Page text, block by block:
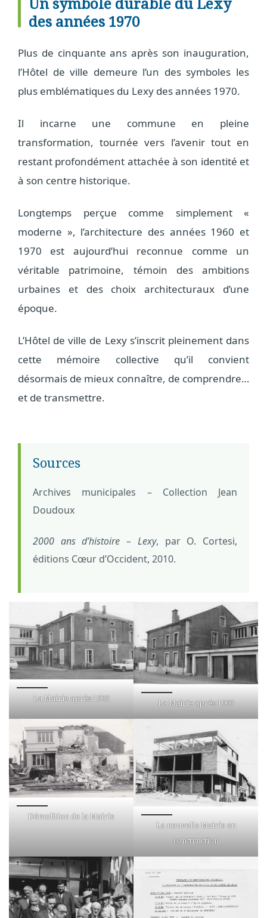
Un symbole durable du Lexy
des années 1970
Plus de cinquante ans après son inauguration,
l’Hôtel de ville demeure l’un des symboles les
plus emblématiques du Lexy des années 1970.
Il incarne une commune en pleine
transformation, tournée vers l’avenir tout en
restant profondément attachée à son identité et
à son centre historique.
Longtemps perçue comme simplement «
moderne », l’architecture des années 1960 et
1970 est aujourd’hui reconnue comme un
véritable patrimoine, témoin des ambitions
urbaines et des choix architecturaux d’une
époque.
L’Hôtel de ville de Lexy s’inscrit pleinement dans
cette mémoire collective qu’il convient
désormais de mieux connaître, de comprendre…
et de transmettre.
Sources
Archives municipales – Collection Jean
Doudoux
2000 ans d’histoire – Lexy, par O. Cortesi,
éditions Cœur d’Occident, 2010.
La Mairie après 1963
La Mairie après 1963
Démolition de la Mairie
La nouvelle Mairie en
construction